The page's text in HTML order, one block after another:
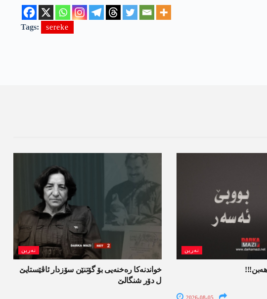
Tags: sereke
نەرین
خواندنه‌كا رەخنەیی بۆ گۆتنێن سۆزدار ئاڤێستایێ
ل دۆر شنگالێ
نەرین
2026-08-05